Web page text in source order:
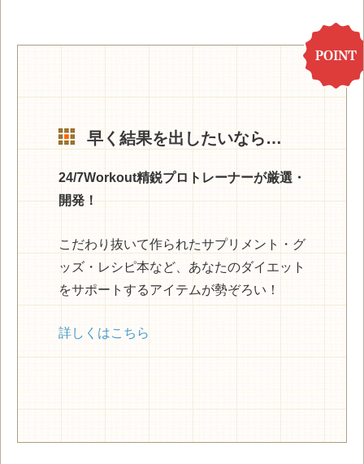
早く結果を出したいなら…
24/7Workout精鋭プロトレーナーが厳選・
開発！
こだわり抜いて作られたサプリメント・グ
ッズ・レシピ本など、あなたのダイエット
をサポートするアイテムが勢ぞろい！
詳しくはこちら